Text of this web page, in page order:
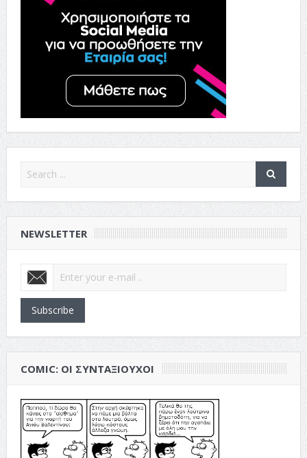
NEWSLETTER
Subscribe
COMIC: ΟΙ ΣΥΝΤΑΞΙΟΎΧΟΙ